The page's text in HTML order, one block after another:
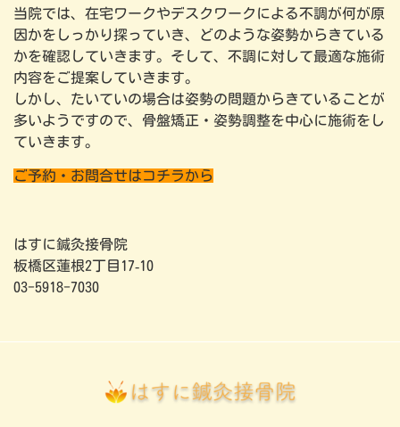
当院では、在宅ワークやデスクワークによる不調が何が原
因かをしっかり探っていき、どのような姿勢からきている
かを確認していきます。そして、不調に対して最適な施術
内容をご提案していきます。
しかし、たいていの場合は姿勢の問題からきていることが
多いようですので、骨盤矯正・姿勢調整を中心に施術をし
ていきます。
ご予約・お問合せはコチラから
はすに鍼灸接骨院
板橋区蓮根2丁目17‐10
03-5918-7030